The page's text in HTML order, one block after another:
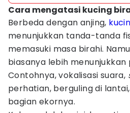
Cara mengatasi kucing
Berbeda dengan anjing,
menunjukkan tanda-tanda
memasuki masa birahi.
biasanya lebih
Contohnya, vokalisasi suara,
perhatian, berguling di
bagian ekornya.